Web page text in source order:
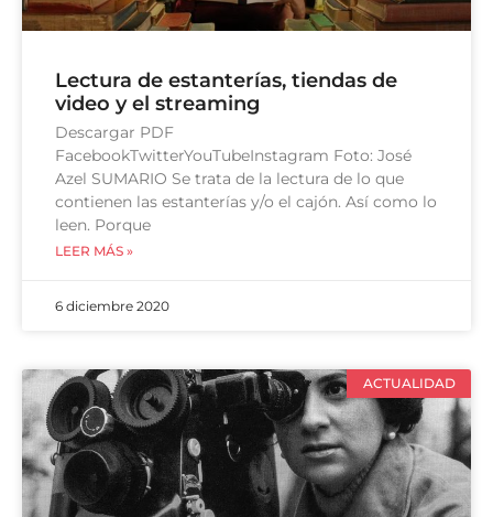
Lectura de estanterías, tiendas de
video y el streaming
Descargar PDF
FacebookTwitterYouTubeInstagram Foto: José
Azel SUMARIO Se trata de la lectura de lo que
contienen las estanterías y/o el cajón. Así como lo
leen. Porque
LEER MÁS »
6 diciembre 2020
ACTUALIDAD